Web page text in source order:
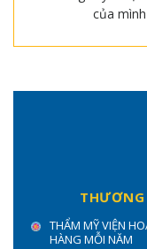
của
THẨM MỸ VIỆN
HÀNG MỖI NĂM